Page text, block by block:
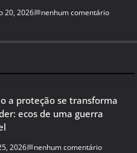
20, 2026 nenhum comentário
a proteção se transforma
ecos de uma guerra
2026 nenhum comentário